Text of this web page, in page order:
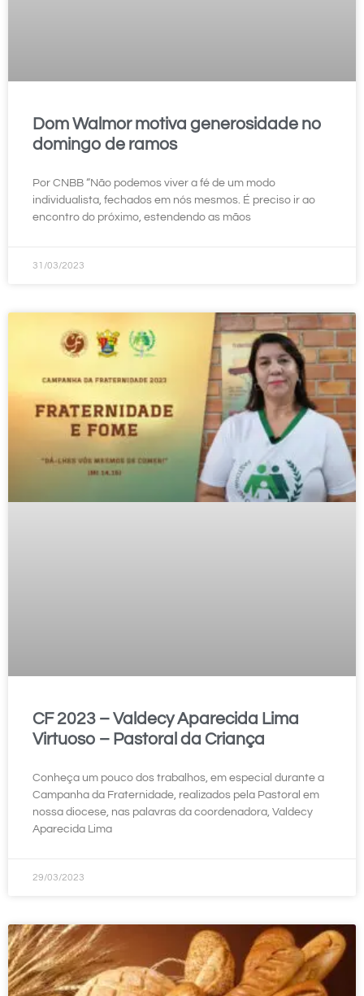
Dom Walmor motiva generosidade no
domingo de ramos
Por CNBB “Não podemos viver a fé de um modo
individualista, fechados em nós mesmos. É preciso ir ao
encontro do próximo, estendendo as mãos
31/03/2023
CF 2023 – Valdecy Aparecida Lima
Virtuoso – Pastoral da Criança
Conheça um pouco dos trabalhos, em especial durante a
Campanha da Fraternidade, realizados pela Pastoral em
nossa diocese, nas palavras da coordenadora, Valdecy
Aparecida Lima
29/03/2023